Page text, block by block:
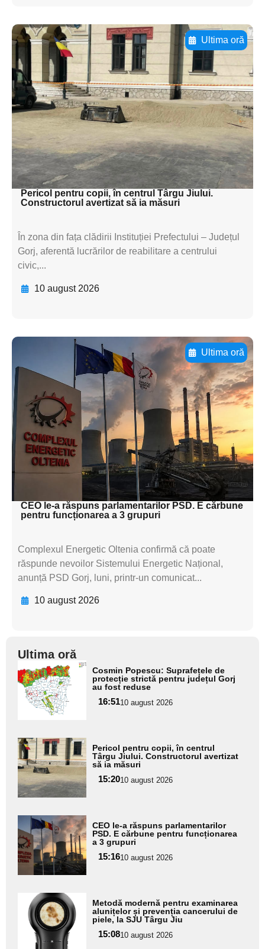
Ultima oră
Adaugă aici textul pentru
subtitluAdaugă aici
textul pentru
subtitluAdaugă aici
textul pentru
subtitluAdaugă aici
textul pentru subti
Pericol pentru copii, în centrul Târgu Jiului.
Constructorul avertizat să ia măsuri
În zona din fața clădirii Instituției Prefectului – Județul
Gorj, aferentă lucrărilor de reabilitare a centrului
civic,...
10 august 2026
Ultima oră
Adaugă aici textul pentru
subtitluAdaugă aici
textul pentru
subtitluAdaugă aici
textul pentru
subtitluAdaugă aici
textul pentru subti
CEO le-a răspuns parlamentarilor PSD. E cărbune
pentru funcționarea a 3 grupuri
Complexul Energetic Oltenia confirmă că poate
răspunde nevoilor Sistemului Energetic Național,
anunță PSD Gorj, luni, printr-un comunicat...
10 august 2026
Ultima oră
Adaugă
aici textul
pentru
subtitlu
Cosmin Popescu: Suprafețele de
protecție strictă pentru județul Gorj
au fost reduse
16:5110 august 2026
Adaugă
aici textul
pentru
subtitlu
Pericol pentru copii, în centrul
Târgu Jiului. Constructorul avertizat
să ia măsuri
15:2010 august 2026
Adaugă
aici textul
pentru
subtitlu
CEO le-a răspuns parlamentarilor
PSD. E cărbune pentru funcționarea
a 3 grupuri
15:1610 august 2026
Adaugă
aici textul
pentru
subtitlu
Metodă modernă pentru examinarea
alunițelor și prevenția cancerului de
piele, la SJU Târgu Jiu
15:0810 august 2026